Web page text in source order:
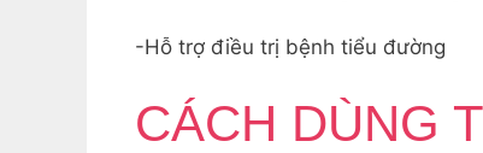
-Hỗ trợ điều trị bệnh tiểu đường
CÁCH DÙNG